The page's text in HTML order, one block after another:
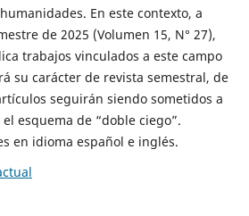
En este contexto, a
de 2025 (Volumen 15, N° 27),
trabajos vinculados a este campo
su carácter de revista semestral, de
seguirán siendo sometidos a
esquema de “doble ciego”.
en idioma español e inglés.